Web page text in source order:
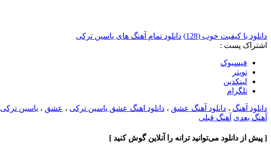
دانلود با کیفیت خوب (128)
دانلود تمام آهنگ های یاسین ترکی
اشتراک پست :
فيسبوک
تويتر
لینکدین
تلگرام
دانلود آهنگ ، دانلود آهنگ عشق ، دانلود اهنگ عشق یاسین ترکی ، عشق ، یاسین ترکی
آهنگ بعدی آهنگ قبلی
[ پیش از دانلود می‌توانید ترانه را آنلاین گوش کنید ]